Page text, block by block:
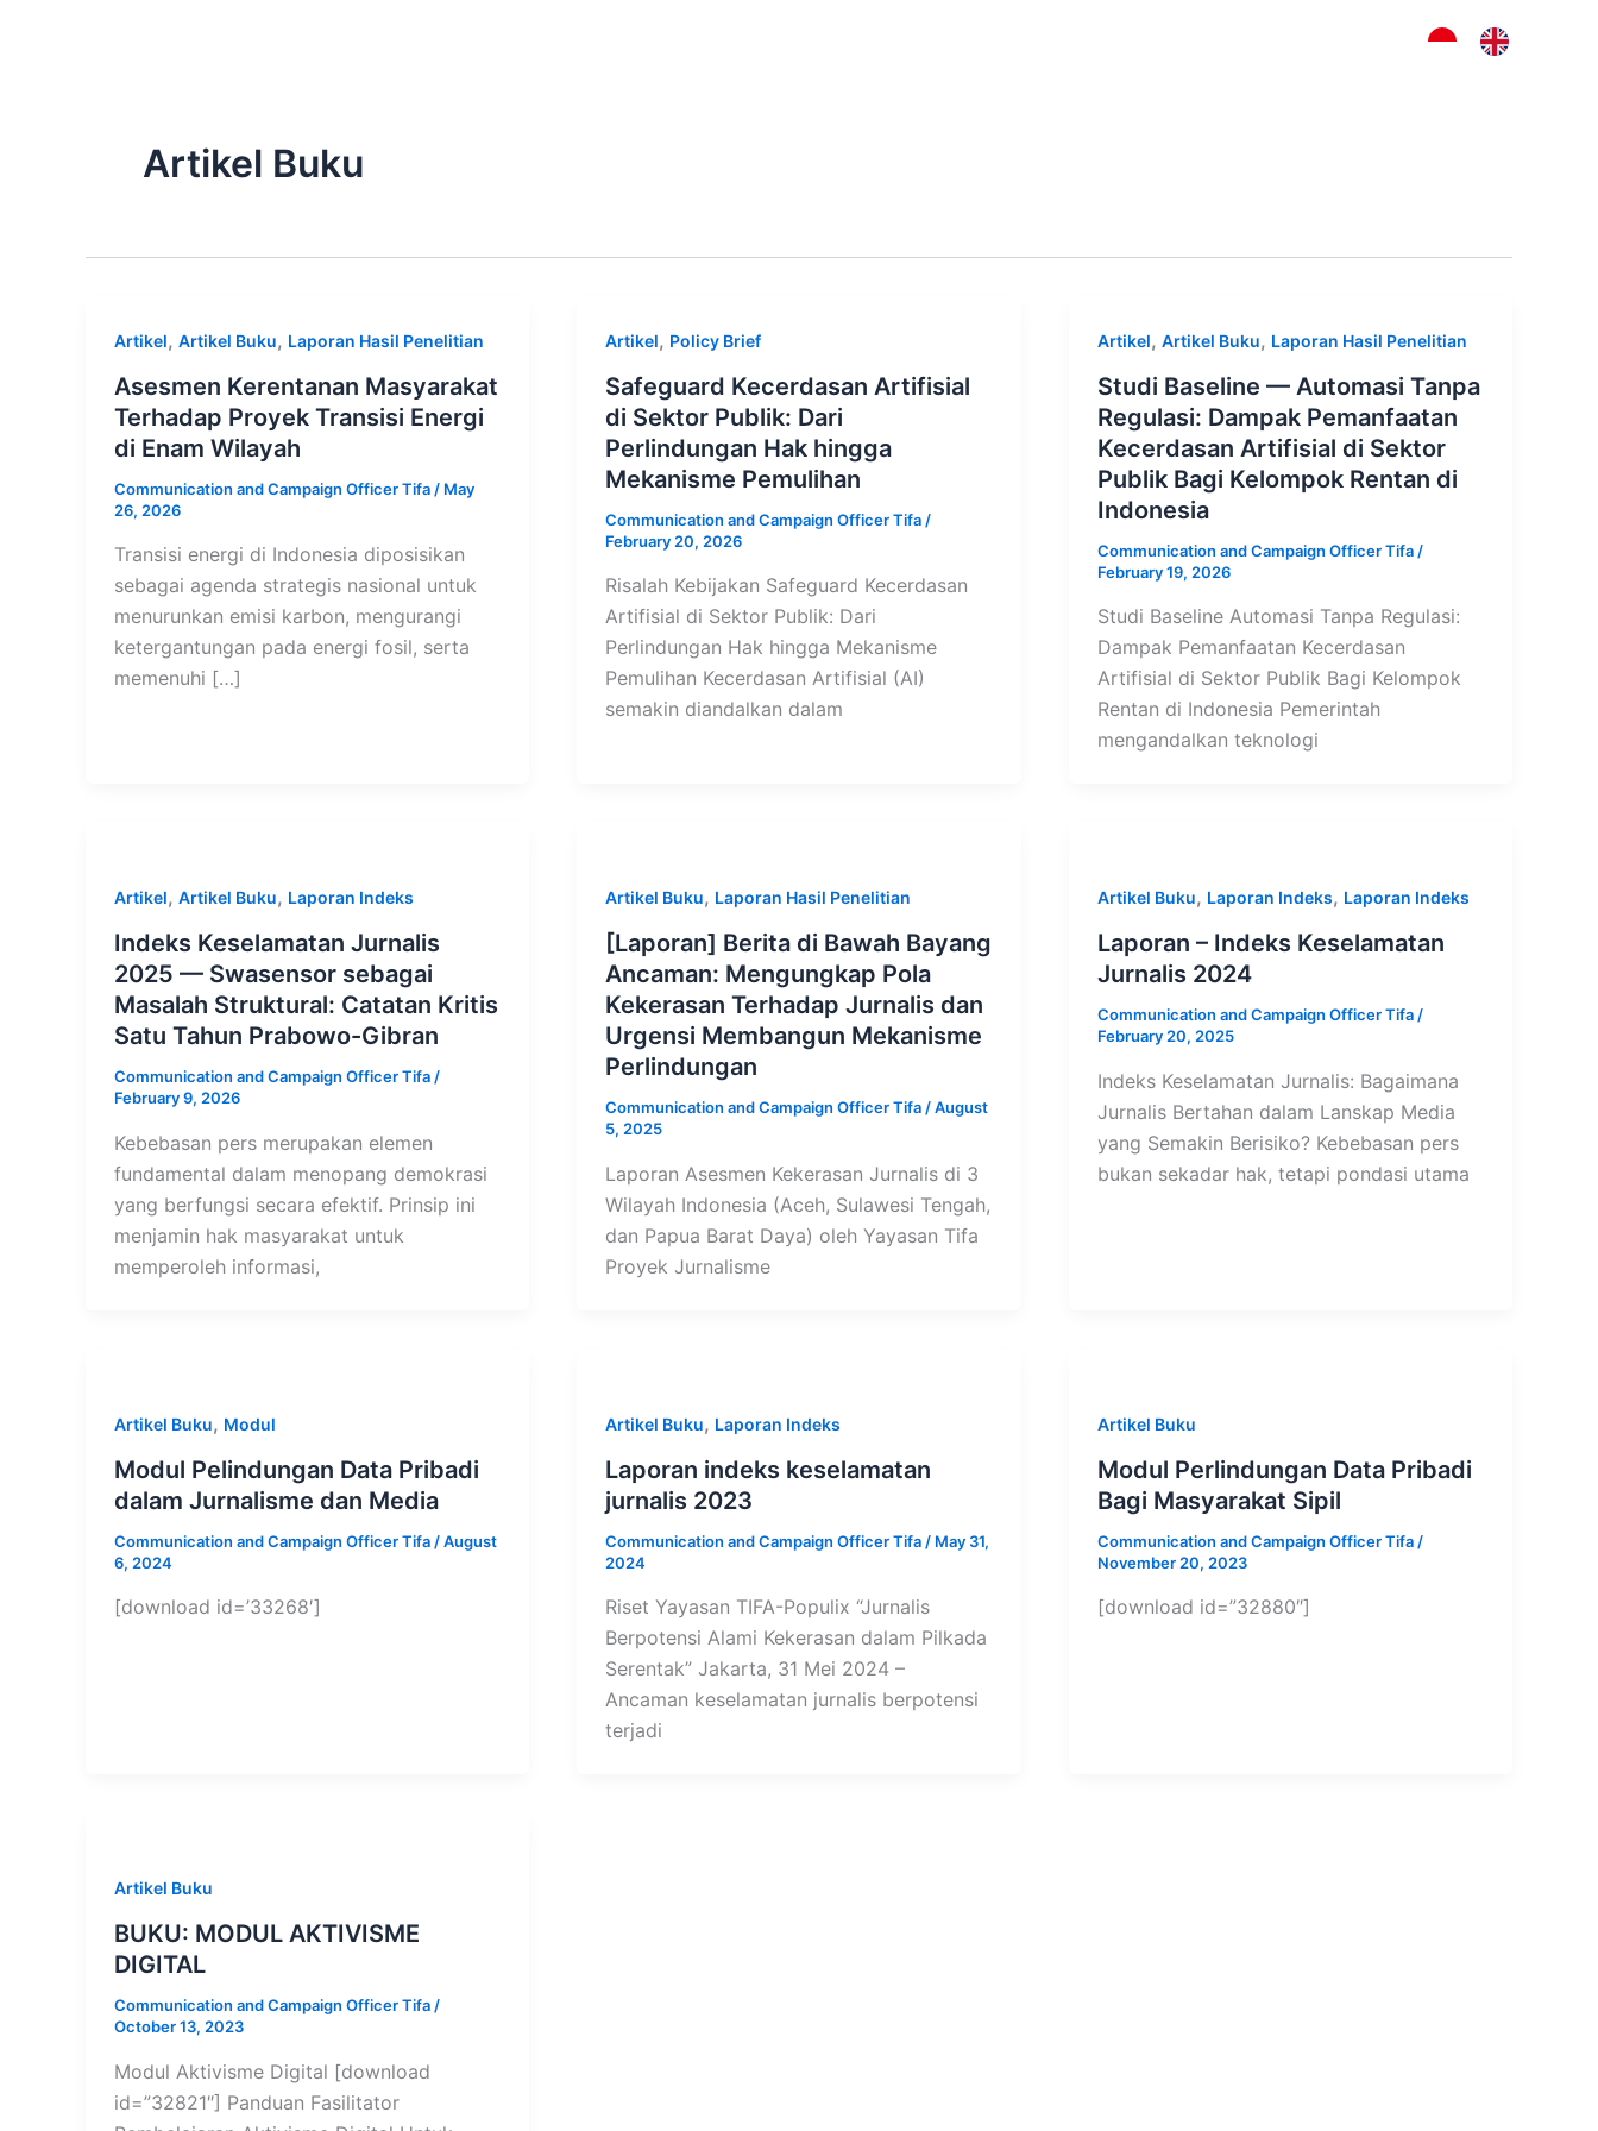
Artikel Buku
Artikel, Artikel Buku, Laporan Hasil Penelitian
Asesmen Kerentanan Masyarakat
Terhadap Proyek Transisi Energi
di Enam Wilayah
Communication and Campaign Officer Tifa / May
26, 2026
Transisi energi di Indonesia diposisikan
sebagai agenda strategis nasional untuk
menurunkan emisi karbon, mengurangi
ketergantungan pada energi fosil, serta
memenuhi […]
Artikel, Policy Brief
Safeguard Kecerdasan Artifisial
di Sektor Publik: Dari
Perlindungan Hak hingga
Mekanisme Pemulihan
Communication and Campaign Officer Tifa /
February 20, 2026
Risalah Kebijakan Safeguard Kecerdasan
Artifisial di Sektor Publik: Dari
Perlindungan Hak hingga Mekanisme
Pemulihan Kecerdasan Artifisial (AI)
semakin diandalkan dalam
Artikel, Artikel Buku, Laporan Hasil Penelitian
Studi Baseline — Automasi Tanpa
Regulasi: Dampak Pemanfaatan
Kecerdasan Artifisial di Sektor
Publik Bagi Kelompok Rentan di
Indonesia
Communication and Campaign Officer Tifa /
February 19, 2026
Studi Baseline Automasi Tanpa Regulasi:
Dampak Pemanfaatan Kecerdasan
Artifisial di Sektor Publik Bagi Kelompok
Rentan di Indonesia Pemerintah
mengandalkan teknologi
Artikel, Artikel Buku, Laporan Indeks
Indeks Keselamatan Jurnalis
2025 — Swasensor sebagai
Masalah Struktural: Catatan Kritis
Satu Tahun Prabowo-Gibran
Communication and Campaign Officer Tifa /
February 9, 2026
Kebebasan pers merupakan elemen
fundamental dalam menopang demokrasi
yang berfungsi secara efektif. Prinsip ini
menjamin hak masyarakat untuk
memperoleh informasi,
Artikel Buku, Laporan Hasil Penelitian
[Laporan] Berita di Bawah Bayang
Ancaman: Mengungkap Pola
Kekerasan Terhadap Jurnalis dan
Urgensi Membangun Mekanisme
Perlindungan
Communication and Campaign Officer Tifa /August
5, 2025
Laporan Asesmen Kekerasan Jurnalis di 3
Wilayah Indonesia (Aceh, Sulawesi Tengah,
dan Papua Barat Daya) oleh Yayasan Tifa
Proyek Jurnalisme
Artikel Buku, Laporan Indeks, Laporan Indeks
Laporan – Indeks Keselamatan
Jurnalis 2024
Communication and Campaign Officer Tifa /
February 20, 2025
Indeks Keselamatan Jurnalis: Bagaimana
Jurnalis Bertahan dalam Lanskap Media
yang Semakin Berisiko? Kebebasan pers
bukan sekadar hak, tetapi pondasi utama
Artikel Buku, Modul
Modul Pelindungan Data Pribadi
dalam Jurnalisme dan Media
Communication and Campaign Officer Tifa /August
6, 2024
[download id=’33268′]
Artikel Buku, Laporan Indeks
Laporan indeks keselamatan
jurnalis 2023
Communication and Campaign Officer Tifa / May 31,
2024
Riset Yayasan TIFA-Populix “Jurnalis
Berpotensi Alami Kekerasan dalam Pilkada
Serentak” Jakarta, 31 Mei 2024 –
Ancaman keselamatan jurnalis berpotensi
terjadi
Artikel Buku
Modul Perlindungan Data Pribadi
Bagi Masyarakat Sipil
Communication and Campaign Officer Tifa /
November 20, 2023
[download id=”32880″]
Artikel Buku
BUKU: MODUL AKTIVISME
DIGITAL
Communication and Campaign Officer Tifa /
October 13, 2023
Modul Aktivisme Digital [download
id=”32821″] Panduan Fasilitator